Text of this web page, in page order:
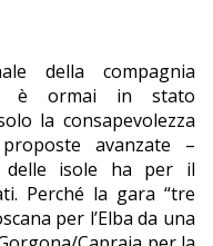
della compagnia
è ormai in stato
la consapevolezza
avanzate –
delle isole ha per il
Perché la gara “tre
per l’Elba da una